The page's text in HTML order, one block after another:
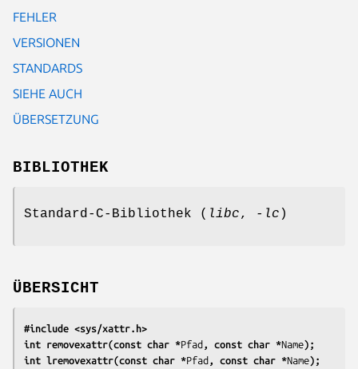
FEHLER
VERSIONEN
STANDARDS
SIEHE AUCH
ÜBERSETZUNG
BIBLIOTHEK
Standard-C-Bibliothek ( libc, -lc )
ÜBERSICHT
#include <sys/xattr.h>
int removexattr(const char *Pfad , const char *Name);
int lremovexattr(const char *Pfad , const char *Name);